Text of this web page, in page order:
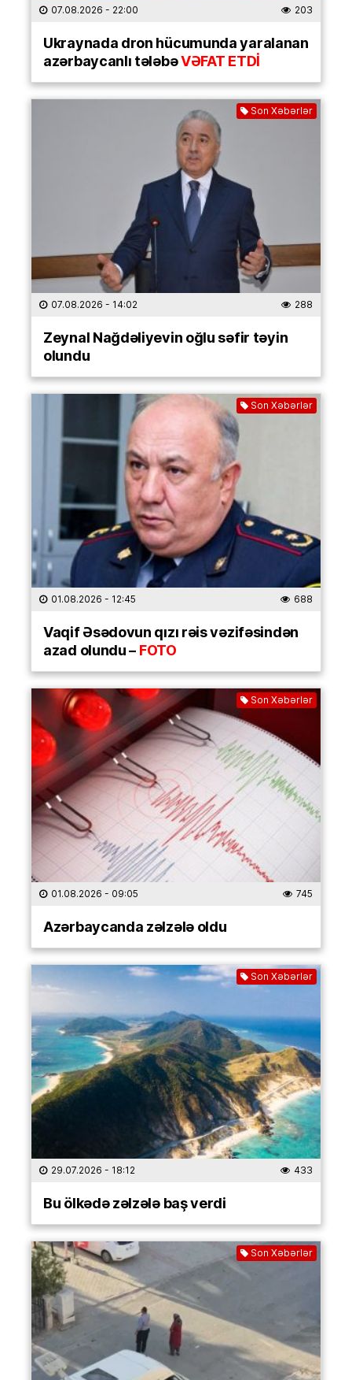
07.08.2026 - 22:00 203
Ukraynada dron hücumunda yaralanan
azərbaycanlı tələbəVƏFAT ETDİ
Son Xəbərlər
07.08.2026 - 14:02 288
Zeynal Nağdəliyevin oğlu səfir təyin
olundu
Son Xəbərlər
01.08.2026 - 12:45 688
Vaqif Əsədovun qızı rəis vəzifəsindən
azad olundu –FOTO
Son Xəbərlər
01.08.2026 - 09:05 745
Azərbaycanda zəlzələ oldu
Son Xəbərlər
29.07.2026 - 18:12 433
Bu ölkədə zəlzələ baş verdi
Son Xəbərlər